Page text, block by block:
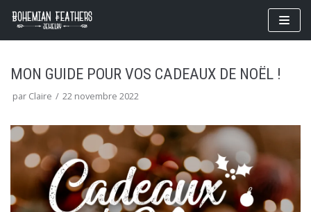
Aller
MON GUIDE POUR VOS CADEAUX DE NOËL !
par Claire 22 novembre 2022